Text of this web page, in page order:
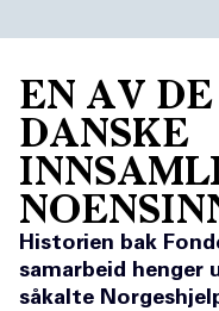
EN AV
DANSKE
Historien bak
samarbeid henger
såkalte